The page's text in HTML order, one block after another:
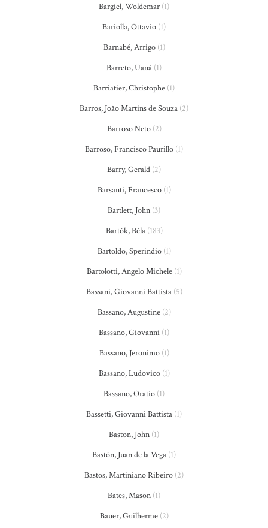
Bargiel, Woldemar (1)
Bariolla, Ottavio (1)
Barnabé, Arrigo(1)
Barreto, Uaná (1)
Barriatier, Christophe (1)
Barros, João Martins de Souza (2)
Barroso Neto(2)
Barroso, Francisco Paurillo (1)
Barry, Gerald (2)
Barsanti, Francesco(1)
Bartlett, John (3)
Bartók, Béla(183)
Bartoldo, Sperindio(1)
Bartolotti, Angelo Michele(1)
Bassani, Giovanni Battista(5)
Bassano, Augustine(2)
Bassano, Giovanni (1)
Bassano, Jeronimo(1)
Bassano, Ludovico(1)
Bassano, Oratio (1)
Bassetti, Giovanni Battista (1)
Baston, John (1)
Bastón, Juan de la Vega (1)
Bastos, Martiniano Ribeiro (2)
Bates, Mason (1)
Bauer, Guilherme(2)